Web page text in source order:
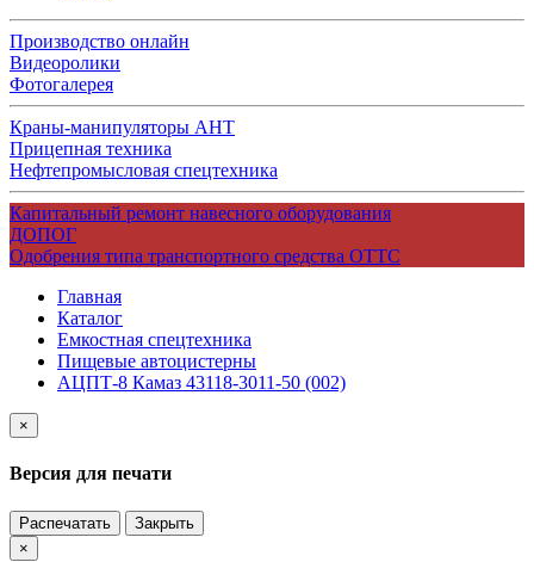
Производство онлайн
Видеоролики
Фотогалерея
Краны-манипуляторы АНТ
Прицепная техника
Нефтепромысловая спецтехника
Капитальный ремонт навесного оборудования
ДОПОГ
Одобрения типа транспортного средства ОТТС
Главная
Каталог
Емкостная спецтехника
Пищевые автоцистерны
АЦПТ-8 Камаз 43118-3011-50 (002)
×
Версия для печати
Распечатать
Закрыть
×